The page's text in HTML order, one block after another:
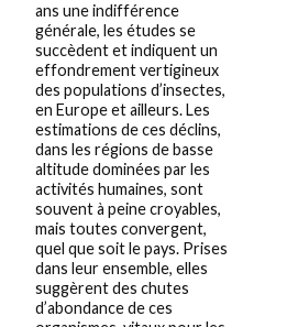
ans une indifférence
générale, les études se
succèdent et indiquent un
effondrement vertigineux
des populations d’insectes,
en Europe et ailleurs. Les
estimations de ces déclins,
dans les régions de basse
altitude dominées par les
activités humaines, sont
souvent à peine croyables,
mais toutes convergent,
quel que soit le pays. Prises
dans leur ensemble, elles
suggèrent des chutes
d’abondance de ces